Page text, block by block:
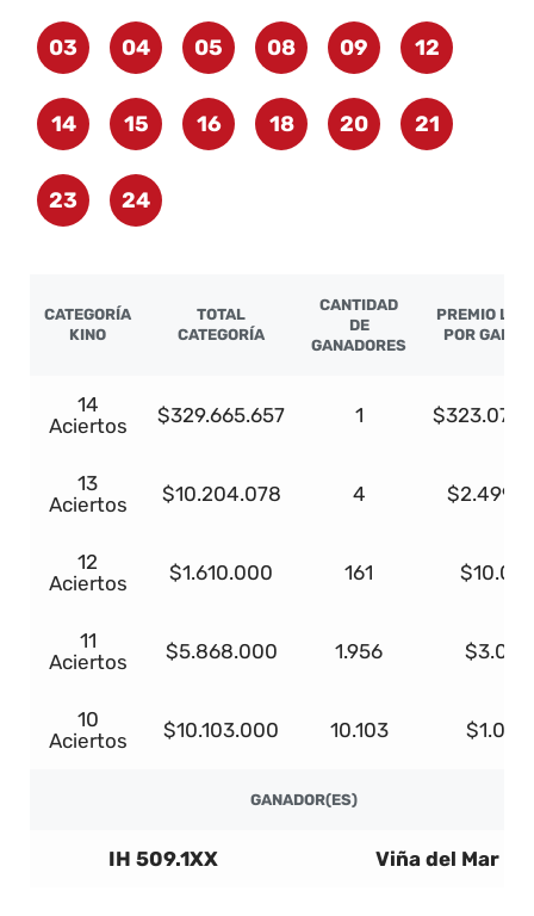
03 04 05 08 09 12
14 15 16 18 20 21
23 24
CATEGORÍA
KINO
TOTAL
CATEGORÍA
CANTIDAD
DE
GANADORES
PREMIO
POR
14
Aciertos
$329.665.657 1
13
Aciertos
$10.204.078 4
12
Aciertos
$1.610.000 161
11
Aciertos
$5.868.000 1.956 $3.000
10
Aciertos
$10.103.000 10.103 $1.000
GANADOR(ES)
IH 509.1XX Viña del Mar